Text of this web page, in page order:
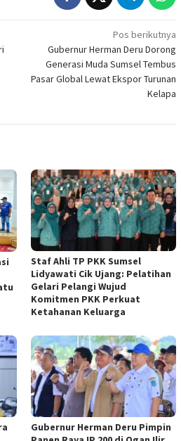
Pos berikutnya
Gubernur Herman Deru Dorong
Generasi Muda Sumsel Tembus
Pasar Global Lewat Ekspor Turunan
Kelapa
Staf Ahli TP PKK Sumsel
Lidyawati Cik Ujang: Pelatihan
Gelari Pelangi Wujud
Komitmen PKK Perkuat
Ketahanan Keluarga
Gubernur Herman Deru Pimpin